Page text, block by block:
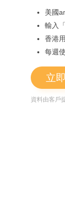
美國
輸入
香港
每週
立
資料由客戶